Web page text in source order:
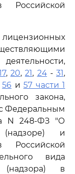
Российской
, 20,21, 24- 31,
56 и57 части 1
закона,
Федеральным
N 248-ФЗ "О
(надзоре) и
Российской
вида
(надзора) в